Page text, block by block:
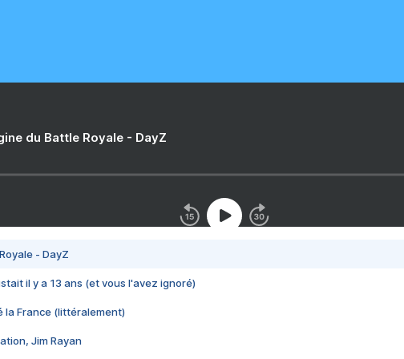
du Battle Royale - DayZ
- DayZ
il y a 13 ans (et vous l'avez ignoré)
la France (littéralement)
Jim Rayan